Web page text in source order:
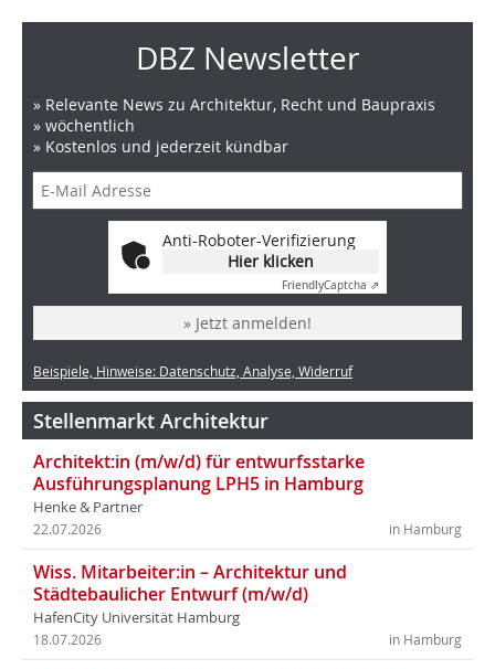
DBZ Newsletter
» Relevante News zu Architektur, Recht und Baupraxis
» wöchentlich
» Kostenlos und jederzeit kündbar
Anti-Roboter-Verifizierung
Hier klicken
FriendlyCaptcha ⇗
» Jetzt anmelden!
Beispiele, Hinweise: Datenschutz, Analyse, Widerruf
Stellenmarkt Architektur
Architekt:in (m/w/d) für entwurfsstarke
Ausführungsplanung LPH5 in Hamburg
Henke & Partner
in Hamburg
22.07.2026
Wiss. Mitarbeiter:in – Architektur und
Städtebaulicher Entwurf (m/w/d)
HafenCity Universität Hamburg
in Hamburg
18.07.2026